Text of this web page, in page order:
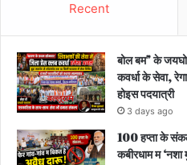
Recent
बोल बम” के
कवर्धा के सेवा,
होइस पदयात्री
3 days ago
100 हप्ता के
कबीरधाम म